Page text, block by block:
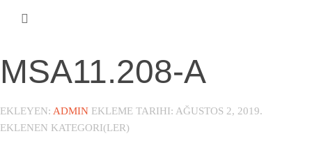
MSA11.208-A
EKLEYEN: ADMIN EKLEME TARIHI: AĞUSTOS 2, 2019.
EKLENEN KATEGORI(LER)